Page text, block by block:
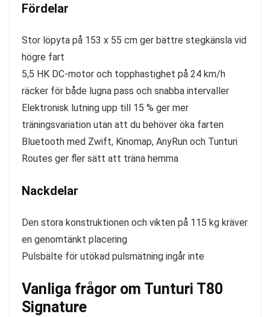
Fördelar
Stor löpyta på 153 x 55 cm ger bättre stegkänsla vid
högre fart
5,5 HK DC-motor och topphastighet på 24 km/h
räcker för både lugna pass och snabba intervaller
Elektronisk lutning upp till 15 % ger mer
träningsvariation utan att du behöver öka farten
Bluetooth med Zwift, Kinomap, AnyRun och Tunturi
Routes ger fler sätt att träna hemma
Nackdelar
Den stora konstruktionen och vikten på 115 kg kräver
en genomtänkt placering
Pulsbälte för utökad pulsmätning ingår inte
Vanliga frågor om Tunturi T80
Signature